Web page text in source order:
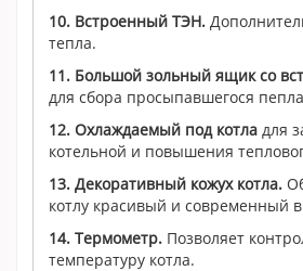
10. Встроенный ТЭН.
тепла.
11. Большой зольный ящик со
для сбора просыпавшегося пепла
12. Охлаждаемый под котла для
котельной и повышения
13. Декоративный кожух котла.
котлу красивый и современный
14. Термометр. Позволяет
температуру котла.